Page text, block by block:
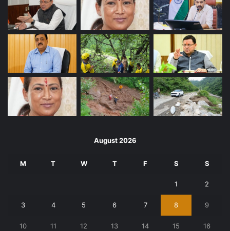
August 2026
M T W T F S S
1 2
3 4 5 6 7 8 9
10 11 12 13 14 15 16